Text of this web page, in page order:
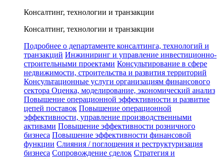
Консалтинг, технологии и транзакции
Консалтинг, технологии и транзакции
Подробнее о департаменте консалтинга, технологий и
транзакций Инжиниринг и управление инвестиционно-
строительными проектами Консультирование в сфере
недвижимости, строительства и развития территорий
Консультационные услуги организациям финансового
сектора Оценка, моделирование, экономический анализ
Повышение операционной эффективности и развитие
цепей поставок Повышение операционной
эффективности, управление производственными
активами Повышение эффективности розничного
бизнеса Повышение эффективности финансовой
функции Слияния / поглощения и реструктуризация
бизнеса Сопровождение сделок Стратегия и